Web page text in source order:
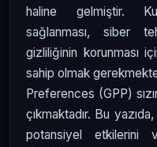
haline gelmiştir.
sağlanması, siber
gizliliğinin korunması
sahip olmak
Preferences (GPP)
çıkmaktadır. Bu
potansiyel etkilerini